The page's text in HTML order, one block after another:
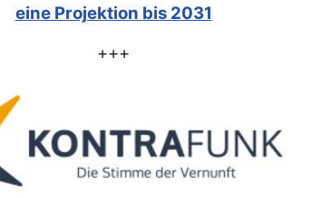
eine Projektion bis 2031
+++